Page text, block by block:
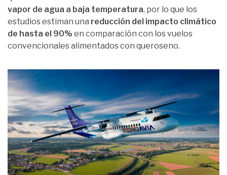
vapor de agua a baja temperatura, por lo que los
estudios estiman una reducción del impacto climático
de hasta el 90% en comparación con los vuelos
convencionales alimentados con queroseno.